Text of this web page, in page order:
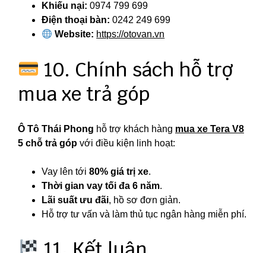
Khiếu nại: 0974 799 699
Điện thoại bàn: 0242 249 699
Website: https://otovan.vn
10. Chính sách hỗ trợ
mua xe trả góp
Ô Tô Thái Phong hỗ trợ khách hàng mua xe Tera V8
5 chỗ trả góp với điều kiện linh hoạt:
Vay lên tới 80% giá trị xe.
Thời gian vay tối đa 6 năm.
Lãi suất ưu đãi, hồ sơ đơn giản.
Hỗ trợ tư vấn và làm thủ tục ngân hàng miễn phí.